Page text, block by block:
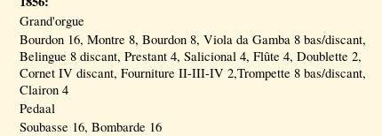
Grand'orgue
Bourdon 16, Montre 8, Bourdon 8, Viola da Gamba 8 bas/discant,
Belingue 8 discant, Prestant 4, Salicional 4, Flûte 4, Doublette 2,
Cornet IV discant, Fourniture II-III-IV 2,Trompette 8 bas/discant,
Clairon 4
Pedaal
Soubasse 16, Bombarde 16